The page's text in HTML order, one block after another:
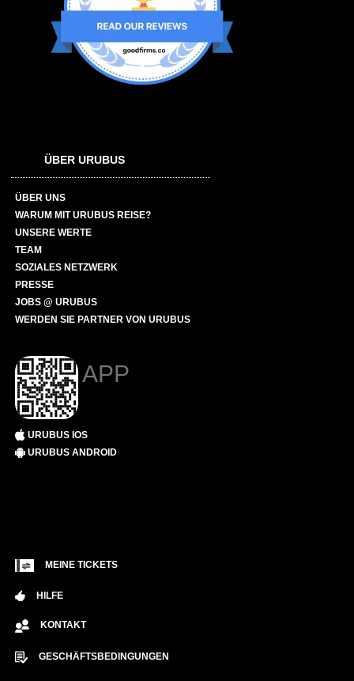
ÜBER URUBUS
ÜBER UNS
WARUM MIT URUBUS REISE?
UNSERE WERTE
TEAM
SOZIALES NETZWERK
PRESSE
JOBS @ URUBUS
WERDEN SIE PARTNER VON URUBUS
APP
URUBUS IOS
URUBUS ANDROID
MEINE TICKETS
HILFE
KONTAKT
GESCHÄFTSBEDINGUNGEN